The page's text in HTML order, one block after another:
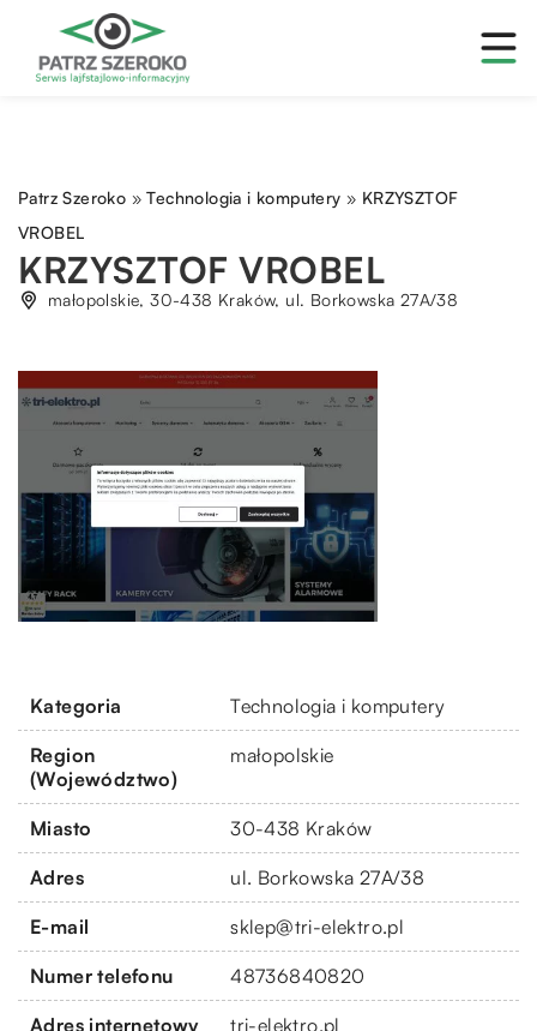
Patrz Szeroko »Technologia i komputery » KRZYSZTOF
VROBEL
KRZYSZTOF VROBEL
małopolskie, 30-438 Kraków, ul. Borkowska 27A/38
Kategoria Technologia i komputery
Region
(Województwo)
małopolskie
Miasto 30-438 Kraków
Adres ul. Borkowska 27A/38
E-mail sklep@tri-elektro.pl
Numer telefonu 48736840820
Adres internetowy tri-elektro.pl